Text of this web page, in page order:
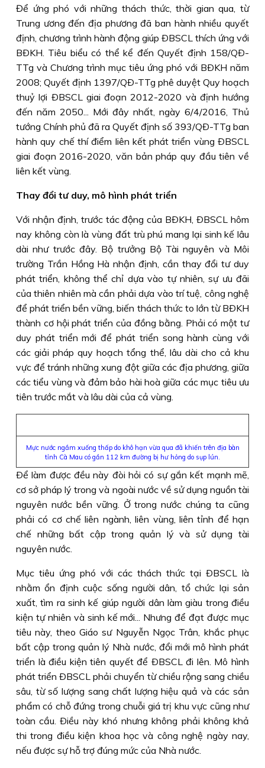
Để ứng phó với những thách thức, thời gian qua, từ
Trung ương đến địa phương đã ban hành nhiều quyết
định, chương trình hành động giúp ÐBSCL thích ứng với
BÐKH. Tiêu biểu có thể kể đến Quyết định 158/QÐ-
TTg và Chương trình mục tiêu ứng phó với BÐKH năm
2008; Quyết định 1397/QÐ-TTg phê duyệt Quy hoạch
thuỷ lợi ÐBSCL giai đoạn 2012-2020 và định hướng
đến năm 2050... Mới đây nhất, ngày 6/4/2016, Thủ
tướng Chính phủ đã ra Quyết định số 393/QÐ-TTg ban
hành quy chế thí điểm liên kết phát triển vùng ÐBSCL
giai đoạn 2016-2020, văn bản pháp quy đầu tiên về
liên kết vùng.
Thay đổi tư duy, mô hình phát triển
Với nhận định, trước tác động của BÐKH, ÐBSCL hôm
nay không còn là vùng đất trù phú mang lại sinh kế lâu
dài như trước đây. Bộ trưởng Bộ Tài nguyên và Môi
trường Trần Hồng Hà nhận định, cần thay đổi tư duy
phát triển, không thể chỉ dựa vào tự nhiên, sự ưu đãi
của thiên nhiên mà cần phải dựa vào trí tuệ, công nghệ
để phát triển bền vững, biến thách thức to lớn từ BÐKH
thành cơ hội phát triển của đồng bằng. Phải có một tư
duy phát triển mới để phát triển song hành cùng với
các giải pháp quy hoạch tổng thể, lâu dài cho cả khu
vực để tránh những xung đột giữa các địa phương, giữa
các tiểu vùng và đảm bảo hài hoà giữa các mục tiêu ưu
tiên trước mắt và lâu dài của cả vùng.
Mực nước ngầm xuống thấp do khô hạn vừa qua đã khiến trên địa bàn
tỉnh Cà Mau có gần 112 km đường bị hư hỏng do sụp lún.
Ðể làm được đều này đòi hỏi có sự gắn kết mạnh mẽ,
cơ sở pháp lý trong và ngoài nước về sử dụng nguồn tài
nguyên nước bền vững. Ở trong nước chúng ta cũng
phải có cơ chế liên ngành, liên vùng, liên tỉnh để hạn
chế những bất cập trong quản lý và sử dụng tài
nguyên nước.
Mục tiêu ứng phó với các thách thức tại ÐBSCL là
nhằm ổn định cuộc sống người dân, tổ chức lại sản
xuất, tìm ra sinh kế giúp người dân làm giàu trong điều
kiện tự nhiên và sinh kế mới... Nhưng để đạt được mục
tiêu này, theo Giáo sư Nguyễn Ngọc Trân, khắc phục
bất cập trong quản lý Nhà nước, đổi mới mô hình phát
triển là điều kiện tiên quyết để ÐBSCL đi lên. Mô hình
phát triển ÐBSCL phải chuyển từ chiều rộng sang chiều
sâu, từ số lượng sang chất lượng hiệu quả và các sản
phẩm có chỗ đứng trong chuỗi giá trị khu vực cũng như
toàn cầu. Ðiều này khó nhưng không phải không khả
thi trong điều kiện khoa học và công nghệ ngày nay,
nếu được sự hỗ trợ đúng mức của Nhà nước.